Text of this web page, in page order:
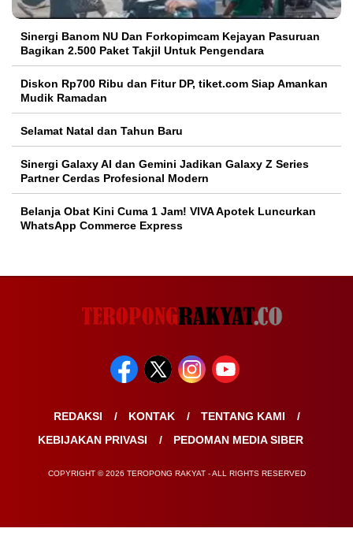
Sinergi Banom NU Dan Forkopimcam Kejayan Pasuruan
Bagikan 2.500 Paket Takjil Untuk Pengendara
Diskon Rp700 Ribu dan Fitur DP, tiket.com Siap Amankan
Mudik Ramadan
Selamat Natal dan Tahun Baru
Sinergi Galaxy AI dan Gemini Jadikan Galaxy Z Series
Partner Cerdas Profesional Modern
Belanja Obat Kini Cuma 1 Jam! VIVA Apotek Luncurkan
WhatsApp Commerce Express
REDAKSI KONTAK
TENTANG KAMI
KEBIJAKAN PRIVASI
PEDOMAN MEDIA SIBER
COPYRIGHT © 2026 TEROPONG RAKYAT - ALL RIGHTS RESERVED